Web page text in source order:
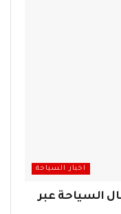
اخبار السياحة
السياحة عبر